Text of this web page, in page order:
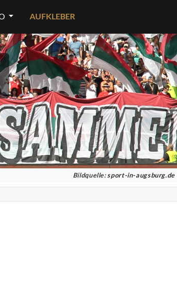
AUFKLEBER
Bildquelle:sport-in-augsburg.de